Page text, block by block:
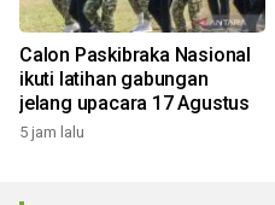
Calon Paskibraka Nasional
ikuti latihan gabungan
jelang upacara 17 Agustus
5 jam lalu